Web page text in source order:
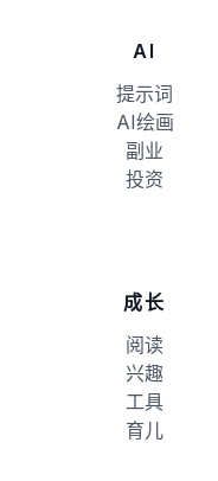
AI
提示词
AI绘画
副业
投资
成长
阅读
兴趣
工具
育儿